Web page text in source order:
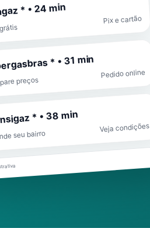
* • 24 min
Pix e cartão
* • 31 min
preços
Pedido online
* • 38 min
seu bairro
Veja condições